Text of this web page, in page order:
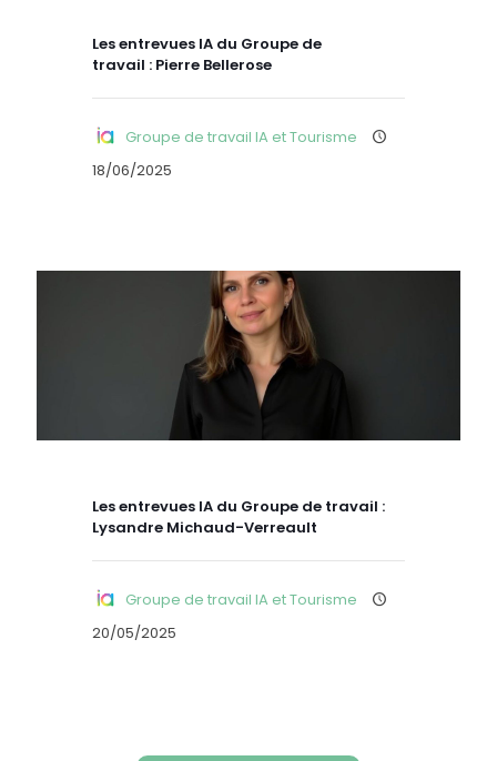
Les entrevues IA du Groupe de
travail : Pierre Bellerose
Groupe de travail IA et Tourisme
18/06/2025
Les entrevues IA du Groupe de travail :
Lysandre Michaud-Verreault
Groupe de travail IA et Tourisme
20/05/2025